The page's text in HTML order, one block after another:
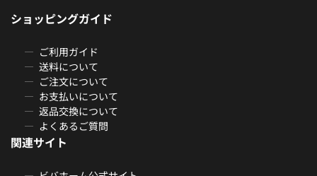
ショッピングガイド
ご利用ガイド
送料について
ご注文について
お支払いについて
返品交換について
よくあるご質問
関連サイト